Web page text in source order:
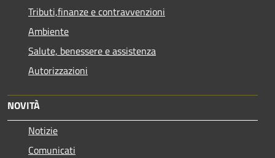
Tributi,finanze e contravvenzioni
Ambiente
Salute, benessere e assistenza
Autorizzazioni
NOVITÀ
Notizie
Comunicati